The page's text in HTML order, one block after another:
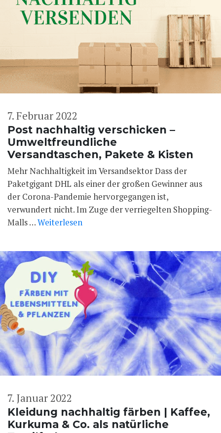
Post nachhaltig verschicken –
Umweltfreundliche
Versandtaschen, Pakete & Kisten
7. Februar 2022
Mehr Nachhaltigkeit im Versandsektor Dass der
Paketgigant DHL als einer der großen Gewinner aus
der Corona-Pandemie hervorgegangen ist,
verwundert nicht. Im Zuge der verriegelten Shopping-
Malls …Weiterlesen
Kleidung nachhaltig färben | Kaffee,
Kurkuma & Co. als natürliche
7. Januar 2022